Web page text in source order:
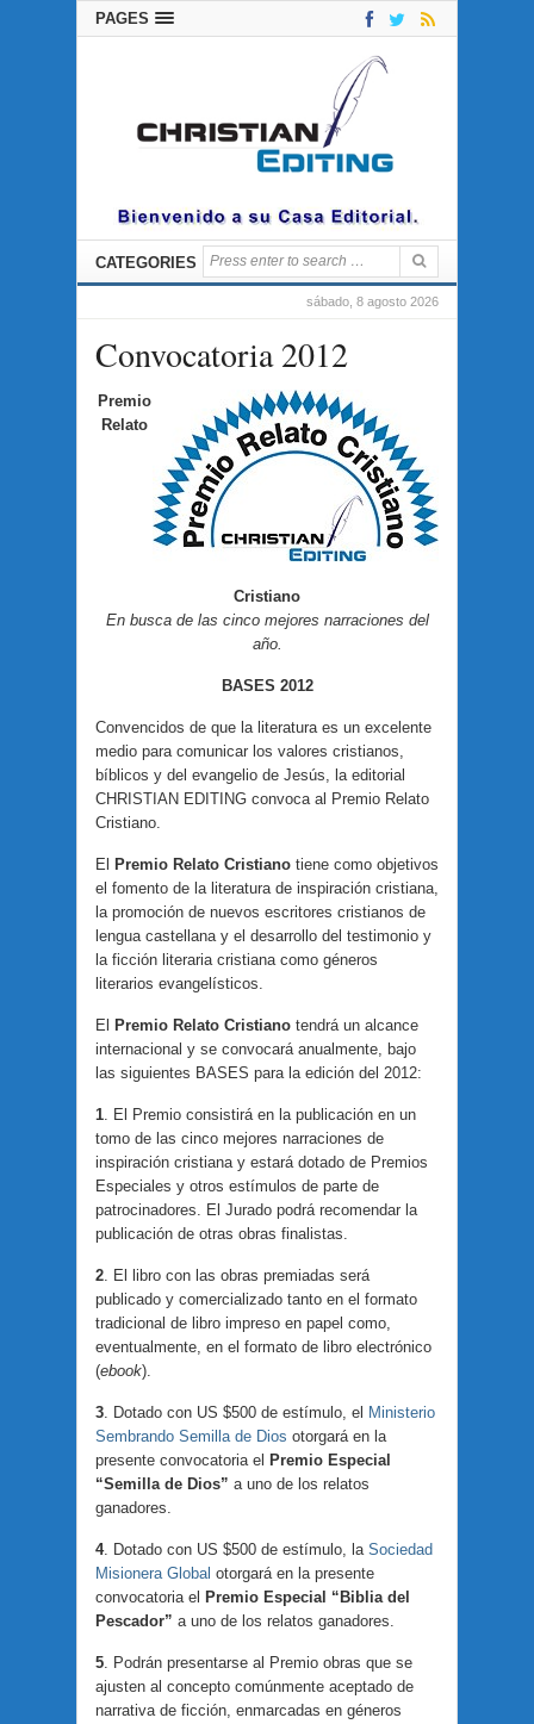
PAGES
CATEGORIES
sábado, 8 agosto 2026
Convocatoria 2012
Premio
Relato
Cristiano
En busca de las cinco mejores narraciones del
año.
BASES 2012
Convencidos de que la literatura es un excelente
medio para comunicar los valores cristianos,
bíblicos y del evangelio de Jesús, la editorial
CHRISTIAN EDITING convoca al Premio Relato
Cristiano.
El Premio Relato Cristiano tiene como objetivos
el fomento de la literatura de inspiración cristiana,
la promoción de nuevos escritores cristianos de
lengua castellana y el desarrollo del testimonio y
la ficción literaria cristiana como géneros
literarios evangelísticos.
El Premio Relato Cristiano tendrá un alcance
internacional y se convocará anualmente, bajo
las siguientes BASES para la edición del 2012:
1. El Premio consistirá en la publicación en un
tomo de las cinco mejores narraciones de
inspiración cristiana y estará dotado de Premios
Especiales y otros estímulos de parte de
patrocinadores. El Jurado podrá recomendar la
publicación de otras obras finalistas.
2. El libro con las obras premiadas será
publicado y comercializado tanto en el formato
tradicional de libro impreso en papel como,
eventualmente, en el formato de libro electrónico
(ebook).
3. Dotado con US $500 de estímulo, el Ministerio
Sembrando Semilla de Dios otorgará en la
presente convocatoria el Premio Especial
“Semilla de Dios” a uno de los relatos
ganadores.
4. Dotado con US $500 de estímulo, la Sociedad
Misionera Global otorgará en la presente
convocatoria el Premio Especial “Biblia del
Pescador” a uno de los relatos ganadores.
5. Podrán presentarse al Premio obras que se
ajusten al concepto comúnmente aceptado de
narrativa de ficción, enmarcadas en géneros